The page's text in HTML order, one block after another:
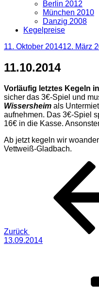
Berlin 2012
München 2010
Danzig 2008
Kegelpreise
Veröffentlicht
11. Oktober 201412. März
11.10.2014
Vorläufig letztes Kegeln
sicher das 3€-Spiel und
Wissersheim als
aufnehmen. Das 3€-Spiel
16€ in die Kasse.
Ab jetzt kegeln wir
Vettweiß-Gladbach.
Zurück
13.09.2014